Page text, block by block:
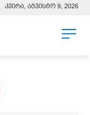
კვირა, აგვისტო 9, 2026